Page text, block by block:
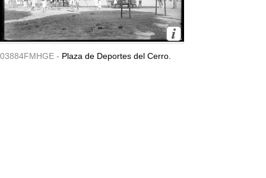
03884FMHGE - Plaza de Deportes del Cerro.